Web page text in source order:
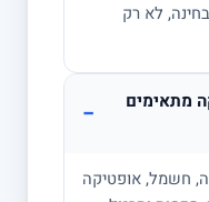
לא רק
מתאימים
−
חשמל, אופטיקה